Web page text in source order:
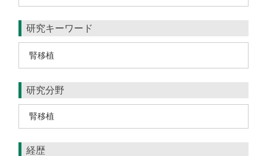
研究キーワード
腎移植
研究分野
腎移植
経歴